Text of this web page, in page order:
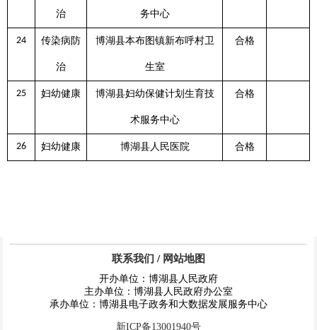
治 务中心
24 传染病防
治
博湖县本布图镇新布呼村卫
生室
合格
25 妇幼健康 博湖县妇幼保健计划生育技
术服务中心
合格
26 妇幼健康 博湖县人民医院 合格
联系我们 / 网站地图
开办单位：博湖县人民政府
主办单位：博湖县人民政府办公室
承办单位：博湖县电子政务和大数据发展服务中心
新ICP备13001940号